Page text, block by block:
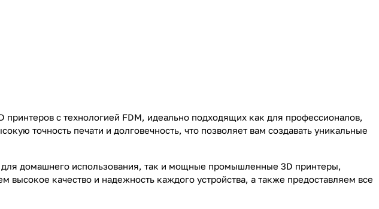
с технологией FDM, идеально подходящих как для профессионалов,
точность печати и долговечность, что позволяет вам создавать уникальные
домашнего использования, так и мощные промышленные 3D принтеры,
качество и надежность каждого устройства, а также предоставляем все